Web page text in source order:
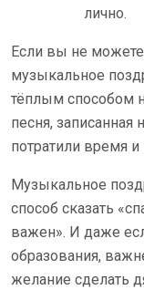
лично.
Если вы не можете
музыкальное
тёплым способом
песня, записанная
потратили время
Музыкальное
способ сказать
важен». И даже
образования,
желание сделать